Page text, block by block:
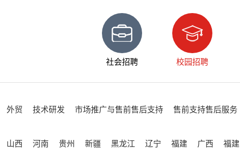
社会招聘 校园招聘
外贸 技术研发 市场推广与售前售后支持 售前支持售后服务
山西 河南 贵州 新疆 黑龙江 辽宁 福建 广西 福建